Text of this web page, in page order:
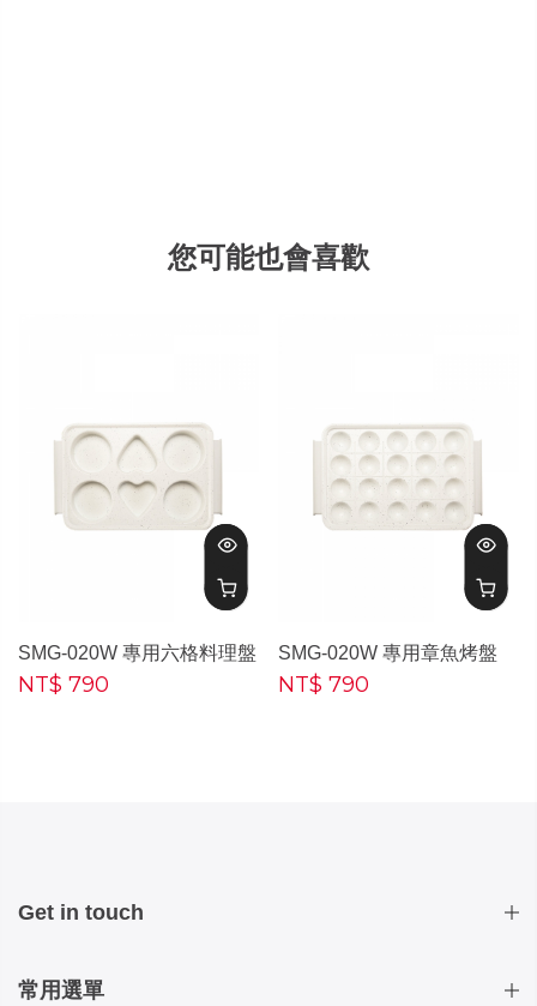
您可能也會喜歡
SMG-020W 專用六格料理盤
NT$ 790
SMG-020W 專用章魚烤盤
NT$ 790
Get in touch
常用選單